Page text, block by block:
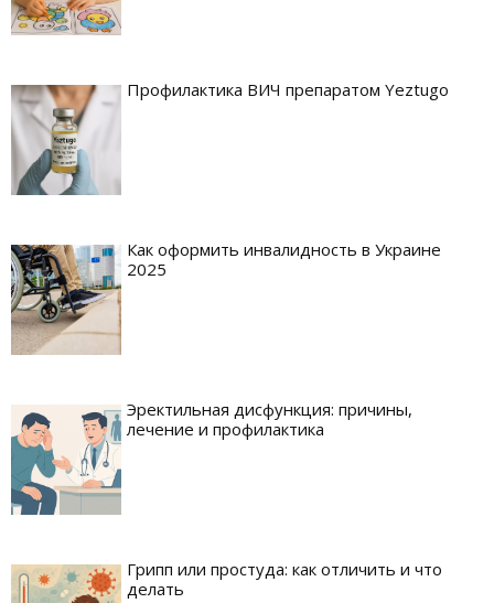
Профилактика ВИЧ препаратом Yeztugo
Как оформить инвалидность в Украине
2025
Эректильная дисфункция: причины,
лечение и профилактика
Грипп или простуда: как отличить и что
делать